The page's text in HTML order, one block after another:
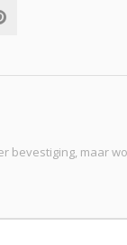
bevestiging, maar